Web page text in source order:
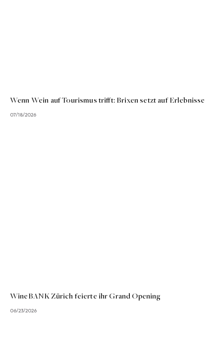
Wenn Wein auf Tourismus trifft: Brixen setzt auf Erlebnisse
07/18/2026
WineBANK Zürich feierte ihr Grand Opening
06/23/2026